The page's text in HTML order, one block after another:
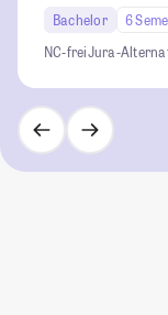
Bachelor 6
NC-freiJura-